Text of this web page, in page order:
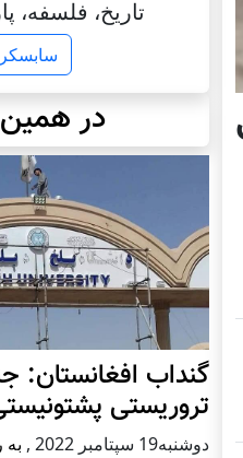
تاریخ، فلسفه،
در
گنداب افغانستان:
تروریستی
دوشنبه19 سپتامبر 2022 ,